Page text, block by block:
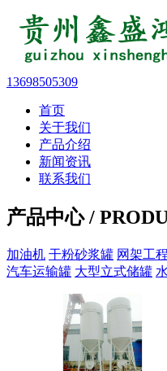
13698505309
首页
关于我们
产品介绍
新闻资讯
联系我们
产品中心 /
加油机 干粉砂浆罐 网架工程
汽车运输罐 大型立式储罐